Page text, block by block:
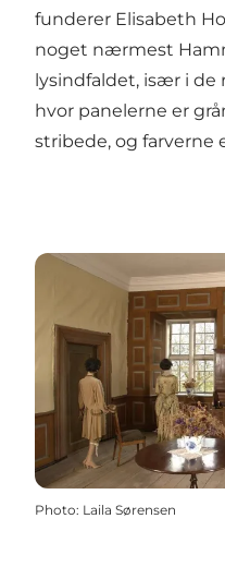
funderer Elisabeth
noget nærmest
lysindfaldet, især i de
hvor panelerne er
stribede, og farverne
Photo: Laila Sørensen